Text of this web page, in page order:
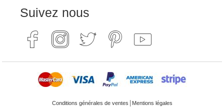
Suivez nous
Conditions générales de ventes Mentions légales